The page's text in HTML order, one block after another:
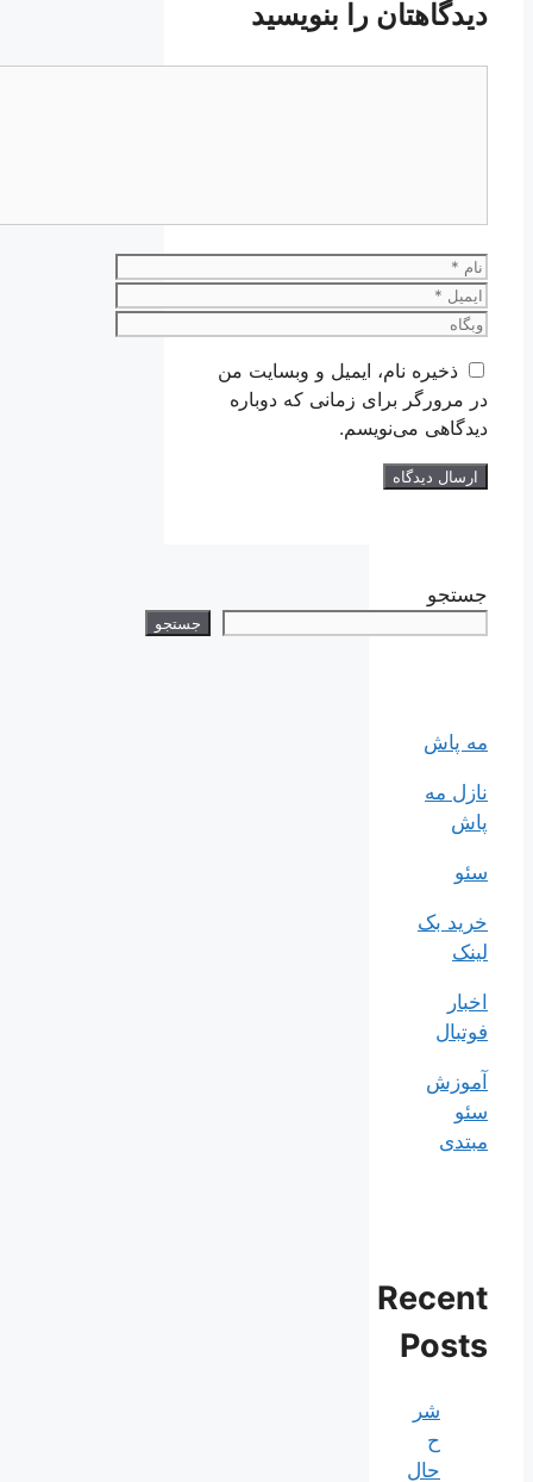
دیدگاهتان را بنویسید
نام
ایمیل
وبگاه
ذخیره نام، ایمیل و وبسایت من
در مرورگر برای زمانی که دوباره
دیدگاهی می‌نویسم.
جستجو
جستجو
مه پاش
نازل مه
پاش
سئو
خرید بک
لینک
اخبار
فوتبال
آموزش
سئو
مبتدی
Recent
Posts
شر
ح
حال